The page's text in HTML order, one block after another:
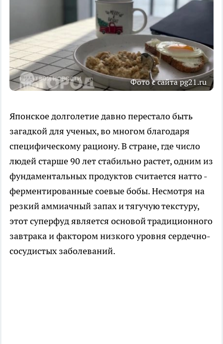
Фото с сайта pg21.ru
Японское долголетие давно перестало быть
загадкой для ученых, во многом благодаря
специфическому рациону. В стране, где число
людей старше 90 лет стабильно растет, одним из
фундаментальных продуктов считается натто -
ферментированные соевые бобы. Несмотря на
резкий аммиачный запах и тягучую текстуру,
этот суперфуд является основой традиционного
завтрака и фактором низкого уровня сердечно-
сосудистых заболеваний.